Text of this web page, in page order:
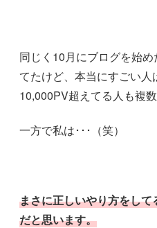
同じく10月にブログを始
てたけど、本当にすごい
10,000PV超えてる人も複数
一方で私は･･･（笑）
まさに正しいやり方をし
だと思います。